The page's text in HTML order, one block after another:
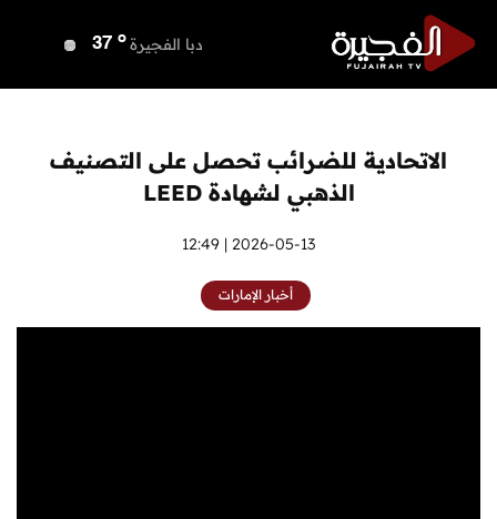
دبا الفجيرة 37 o
أم القيوين o
الفجيرة
الاتحادية للضرائب تحصل على التصنيف
الذهبي لشهادة LEED
2026-05-13 | 12:49
أخبار الإمارات